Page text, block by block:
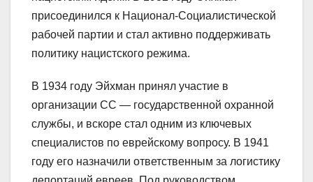
присоединился к Национал-Социалистической
рабочей партии и стал активно поддерживать
политику нацистского режима.
В 1934 году Эйхман принял участие в
организации СС — государственной охранной
службы, и вскоре стал одним из ключевых
специалистов по еврейскому вопросу. В 1941
году его назначили ответственным за логистику